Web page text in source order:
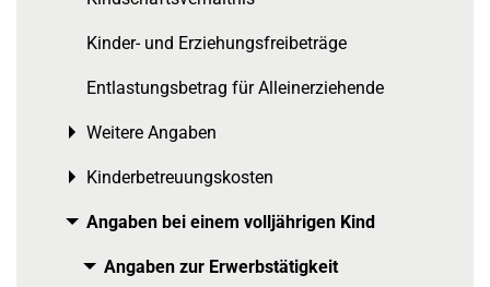
Kinder- und Erziehungsfreibeträge
Entlastungsbetrag für Alleinerziehende
Weitere Angaben
Toggle menu
Kinderbetreuungskosten
Toggle menu
Angaben bei einem volljährigen Kind
Toggle menu
Angaben zur Erwerbstätigkeit
Toggle menu